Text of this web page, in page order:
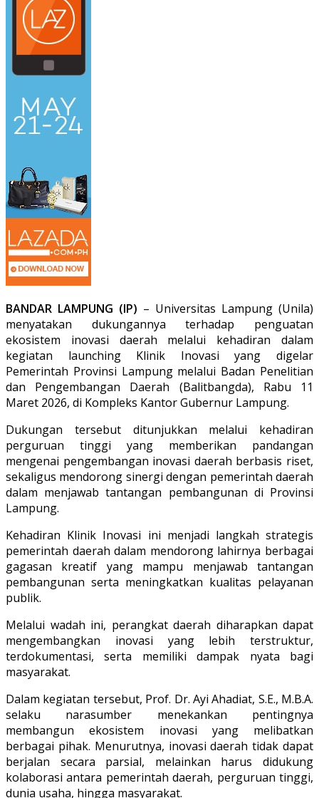
BANDAR LAMPUNG (IP) – Universitas Lampung (Unila)
menyatakan dukungannya terhadap penguatan
ekosistem inovasi daerah melalui kehadiran dalam
kegiatan launching Klinik Inovasi yang digelar
Pemerintah Provinsi Lampung melalui Badan Penelitian
dan Pengembangan Daerah (Balitbangda), Rabu 11
Maret 2026, di Kompleks Kantor Gubernur Lampung.
Dukungan tersebut ditunjukkan melalui kehadiran
perguruan tinggi yang memberikan pandangan
mengenai pengembangan inovasi daerah berbasis riset,
sekaligus mendorong sinergi dengan pemerintah daerah
dalam menjawab tantangan pembangunan di Provinsi
Lampung.
Kehadiran Klinik Inovasi ini menjadi langkah strategis
pemerintah daerah dalam mendorong lahirnya berbagai
gagasan kreatif yang mampu menjawab tantangan
pembangunan serta meningkatkan kualitas pelayanan
publik.
Melalui wadah ini, perangkat daerah diharapkan dapat
mengembangkan inovasi yang lebih terstruktur,
terdokumentasi, serta memiliki dampak nyata bagi
masyarakat.
Dalam kegiatan tersebut, Prof. Dr. Ayi Ahadiat, S.E., M.B.A.
selaku narasumber menekankan pentingnya
membangun ekosistem inovasi yang melibatkan
berbagai pihak. Menurutnya, inovasi daerah tidak dapat
berjalan secara parsial, melainkan harus didukung
kolaborasi antara pemerintah daerah, perguruan tinggi,
dunia usaha, hingga masyarakat.